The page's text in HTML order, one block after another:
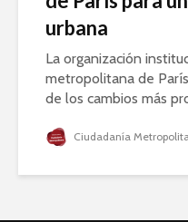
urbana
La organización
metropolitana de
de los cambios más
Ciudadanía